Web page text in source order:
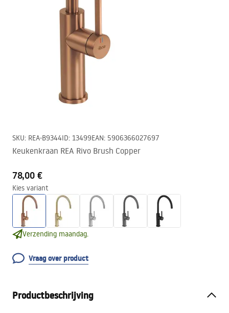
SKU: REA-B9344ID: 13499EAN: 5906366027697
Keukenkraan REA Rivo Brush Copper
78,00 €
Kies variant
Verzending maandag.
Vraag over product
Productbeschrijving